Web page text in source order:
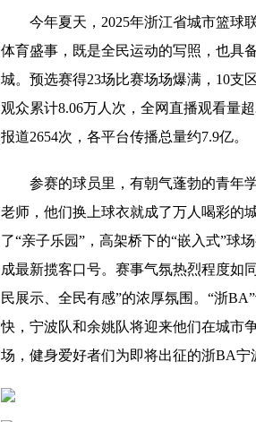
今年夏天，2025年浙江省城市篮球
体育盛事，既是全民运动的写照，也具
城。预选赛得23场比赛场场爆满，10支
观众累计8.06万人次，全网直播观看量
报道2654次，各平台传播总量约7.9亿。
参赛的球员里，有朝气蓬勃的青年
老师，他们换上球衣就成了万人喝彩的
了“亲子乐园”，高架桥下的“嵌入式”球
成最新揽客口号。赛事气氛热烈程度如
民展示、全民有感”的浓厚氛围。“浙
快，宁波队和余姚队将迎来他们在城市
场，健身爱好者们为即将出征的浙BA宁